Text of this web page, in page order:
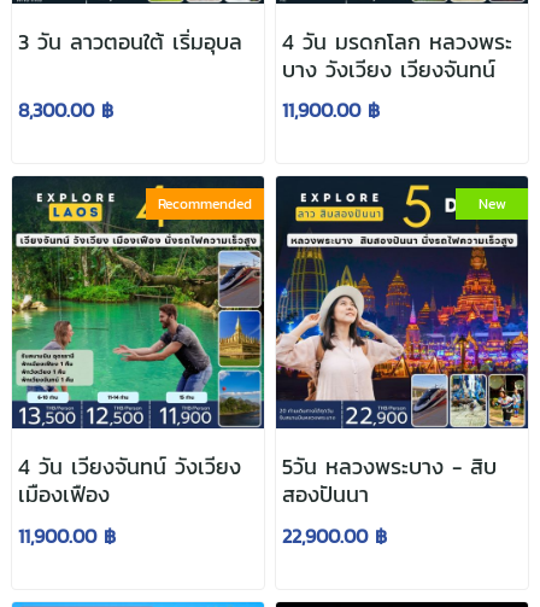
3 วัน ลาวตอนใต้ เริ่มอุบล
8,300.00 ฿
4 วัน มรดกโลก หลวงพระ
บาง วังเวียง เวียงจันทน์
11,900.00 ฿
Recommended
4 วัน เวียงจันทน์ วังเวียง
เมืองเฟือง
11,900.00 ฿
New
5วัน หลวงพระบาง - สิบ
สองปันนา
22,900.00 ฿